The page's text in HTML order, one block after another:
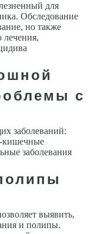
для
Обследование
но также
лечения,
с
заболеваний:
кишечные
заболевания
выявить,
и полипы.